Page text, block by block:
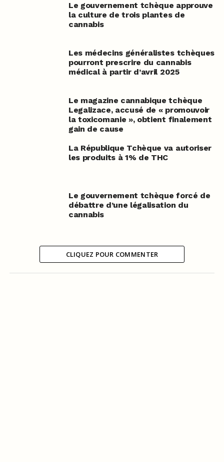
Le gouvernement tchèque approuve
la culture de trois plantes de
cannabis
Les médecins généralistes tchèques
pourront prescrire du cannabis
médical à partir d’avril 2025
Le magazine cannabique tchèque
Legalizace, accusé de « promouvoir
la toxicomanie », obtient finalement
gain de cause
La République Tchèque va autoriser
les produits à 1% de THC
Le gouvernement tchèque forcé de
débattre d’une légalisation du
cannabis
CLIQUEZ POUR COMMENTER